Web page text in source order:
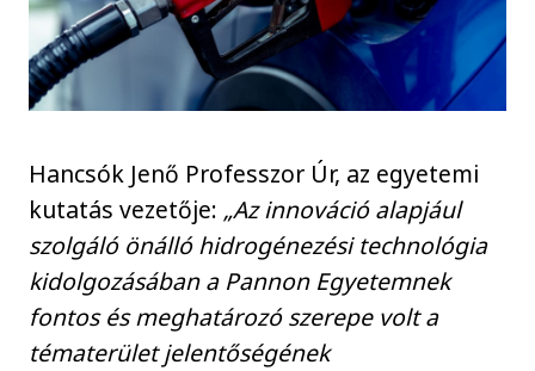
Hancsók Jenő Professzor Úr, az egyetemi
kutatás vezetője: „Az innováció alapjául
szolgáló önálló hidrogénezési technológia
kidolgozásában a Pannon Egyetemnek
fontos és meghatározó szerepe volt a
tématerület jelentőségének